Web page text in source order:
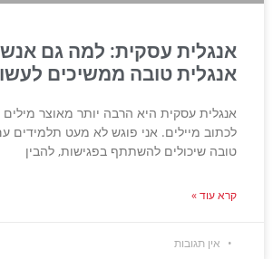
אנגלית עסקית: למה גם
אנגלית טובה ממשיכים
אנגלית עסקית היא הרבה יותר מאוצר מילים
לכתוב מיילים. אני פוגש לא מעט תלמידים
טובה שיכולים להשתתף בפגישות, להבין
קרא עוד »
אין תגובות